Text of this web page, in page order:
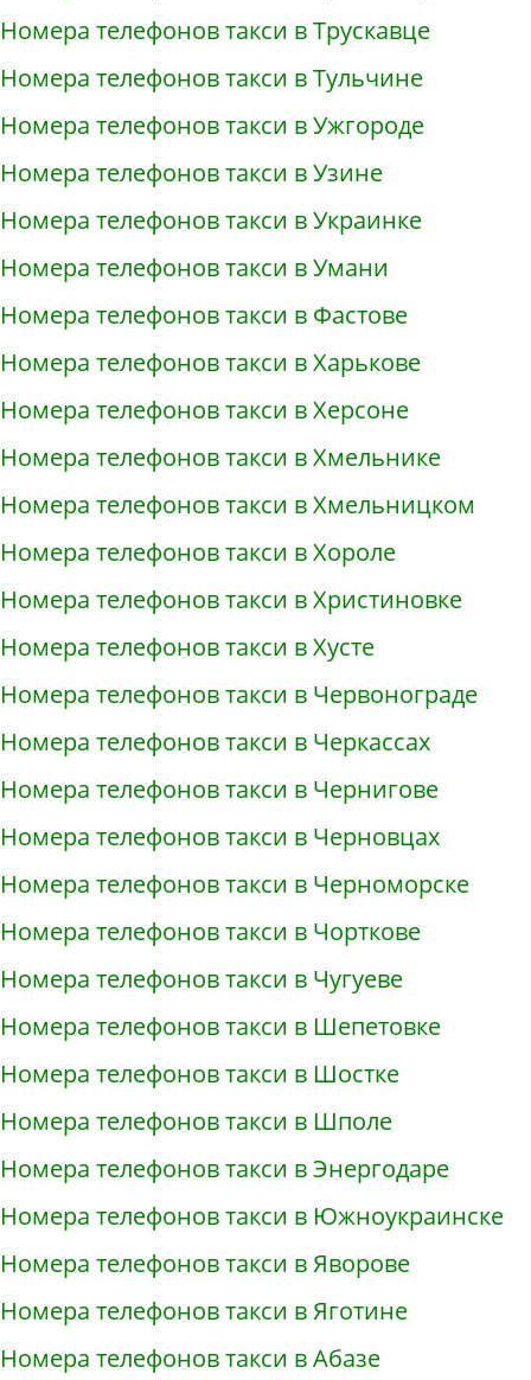
Номера телефонов такси в Трускавце
Номера телефонов такси в Тульчине
Номера телефонов такси в Ужгороде
Номера телефонов такси в Узине
Номера телефонов такси в Украинке
Номера телефонов такси в Умани
Номера телефонов такси в Фастове
Номера телефонов такси в Харькове
Номера телефонов такси в Херсоне
Номера телефонов такси в Хмельнике
Номера телефонов такси в Хмельницком
Номера телефонов такси в Хороле
Номера телефонов такси в Христиновке
Номера телефонов такси в Хусте
Номера телефонов такси в Червонограде
Номера телефонов такси в Черкассах
Номера телефонов такси в Чернигове
Номера телефонов такси в Черновцах
Номера телефонов такси в Черноморске
Номера телефонов такси в Чорткове
Номера телефонов такси в Чугуеве
Номера телефонов такси в Шепетовке
Номера телефонов такси в Шостке
Номера телефонов такси в Шполе
Номера телефонов такси в Энергодаре
Номера телефонов такси в Южноукраинске
Номера телефонов такси в Яворове
Номера телефонов такси в Яготине
Номера телефонов такси в Абазе